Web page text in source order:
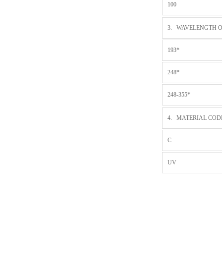
100
3. WAVELENGTH
193*
248*
248-355*
4. MATERIAL
C
UV